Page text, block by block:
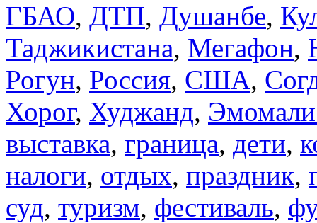
ГБАО, ДТП, Душанбе,
Таджикистана, Мегафон,
Рогун, Россия, США,
Хорог, Худжанд,
выставка, граница, дети,
налоги, отдых, праздник,
суд, туризм, фестиваль,